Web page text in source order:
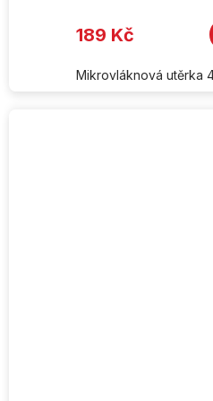
189 Kč
Mikrovláknová utěrka